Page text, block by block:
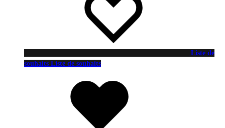
Liste de
souhaits Liste de souhaits